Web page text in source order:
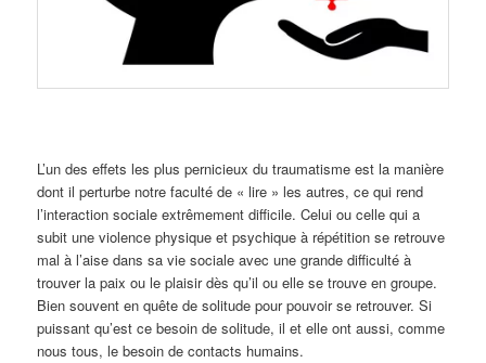
L’un des effets les plus pernicieux du traumatisme est la manière
dont il perturbe notre faculté de « lire » les autres, ce qui rend
l’interaction sociale extrêmement difficile. Celui ou celle qui a
subit une violence physique et psychique à répétition se retrouve
mal à l’aise dans sa vie sociale avec une grande difficulté à
trouver la paix ou le plaisir dès qu’il ou elle se trouve en groupe.
Bien souvent en quête de solitude pour pouvoir se retrouver. Si
puissant qu’est ce besoin de solitude, il et elle ont aussi, comme
nous tous, le besoin de contacts humains.